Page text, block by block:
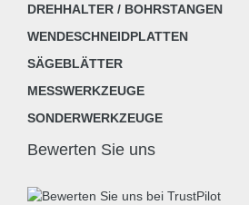
DREHHALTER / BOHRSTANGEN
WENDESCHNEIDPLATTEN
SÄGEBLÄTTER
MESSWERKZEUGE
SONDERWERKZEUGE
Bewerten Sie uns